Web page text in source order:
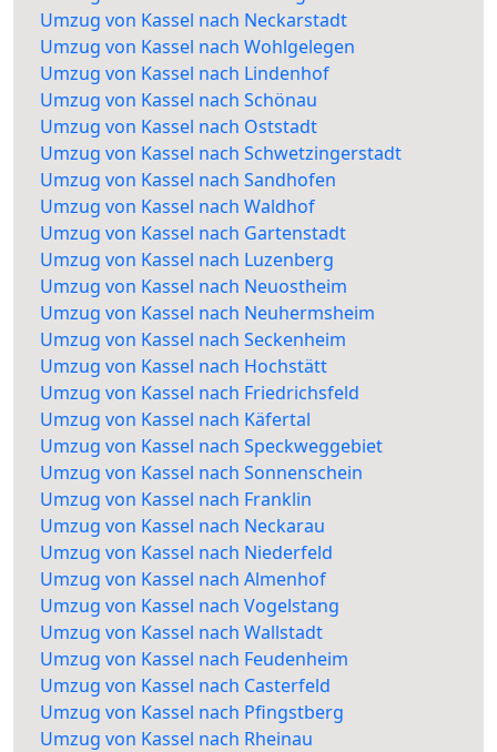
Umzug von Kassel nach Neckarstadt
Umzug von Kassel nach Wohlgelegen
Umzug von Kassel nach Lindenhof
Umzug von Kassel nach Schönau
Umzug von Kassel nach Oststadt
Umzug von Kassel nach Schwetzingerstadt
Umzug von Kassel nach Sandhofen
Umzug von Kassel nach Waldhof
Umzug von Kassel nach Gartenstadt
Umzug von Kassel nach Luzenberg
Umzug von Kassel nach Neuostheim
Umzug von Kassel nach Neuhermsheim
Umzug von Kassel nach Seckenheim
Umzug von Kassel nach Hochstätt
Umzug von Kassel nach Friedrichsfeld
Umzug von Kassel nach Käfertal
Umzug von Kassel nach Speckweggebiet
Umzug von Kassel nach Sonnenschein
Umzug von Kassel nach Franklin
Umzug von Kassel nach Neckarau
Umzug von Kassel nach Niederfeld
Umzug von Kassel nach Almenhof
Umzug von Kassel nach Vogelstang
Umzug von Kassel nach Wallstadt
Umzug von Kassel nach Feudenheim
Umzug von Kassel nach Casterfeld
Umzug von Kassel nach Pfingstberg
Umzug von Kassel nach Rheinau